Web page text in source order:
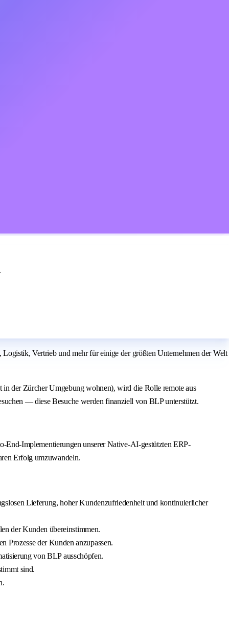
Vertrieb und mehr für einige der größten Unternehmen der Welt
in der Zürcher Umgebung wohnen), wird die Rolle remote aus
— diese Besuche werden finanziell von BLP unterstützt.
End-Implementierungen unserer Native-AI-gestützten ERP-
Erfolg umzuwandeln.
Lieferung, hoher Kundenzufriedenheit und kontinuierlicher
der Kunden übereinstimmen.
Prozesse der Kunden anzupassen.
von BLP ausschöpfen.
sind.